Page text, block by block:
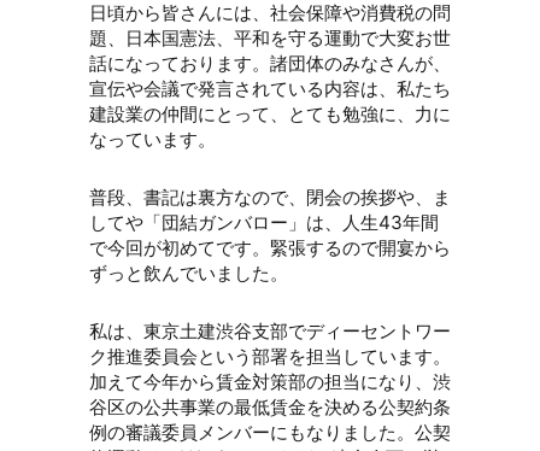
日頃から皆さんには、社会保障や消費税の問
題、日本国憲法、平和を守る運動で大変お世
話になっております。諸団体のみなさんが、
宣伝や会議で発言されている内容は、私たち
建設業の仲間にとって、とても勉強に、力に
なっています。
普段、書記は裏方なので、閉会の挨拶や、ま
してや「団結ガンバロー」は、人生43年間
で今回が初めてです。緊張するので開宴から
ずっと飲んでいました。
私は、東京土建渋谷支部でディーセントワー
ク推進委員会という部署を担当しています。
加えて今年から賃金対策部の担当になり、渋
谷区の公共事業の最低賃金を決める公契約条
例の審議委員メンバーにもなりました。公契